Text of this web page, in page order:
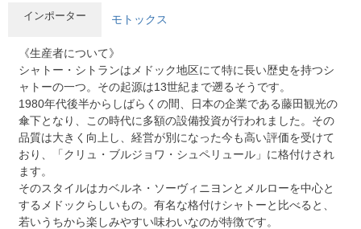
インポーター モトックス
《生産者について》
シャトー・シトランはメドック地区にて特に長い歴史を持つシ
ャトーの一つ。その起源は13世紀まで遡るそうです。
1980年代後半からしばらくの間、日本の企業である藤田観光の
傘下となり、この時代に多額の設備投資が行われました。その
品質は大きく向上し、経営が別になった今も高い評価を受けて
おり、「クリュ・ブルジョワ・シュペリュール」に格付けされ
ます。
そのスタイルはカベルネ・ソーヴィニヨンとメルローを中心と
するメドックらしいもの。有名な格付けシャトーと比べると、
若いうちから楽しみやすい味わいなのが特徴です。